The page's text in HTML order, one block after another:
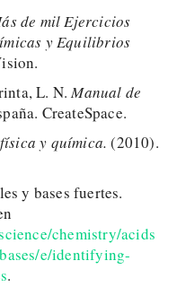
de mil Ejercicios
y Equilibrios
L. N.Manual de
CreateSpace.
y química.(2010).
y bases fuertes.
chemistry/acids
e/identifying-
.